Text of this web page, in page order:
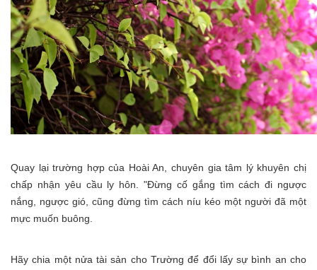
Quay lại trường hợp của Hoài An, chuyên gia tâm lý khuyên chị
chấp nhận yêu cầu ly hôn. "Đừng cố gắng tìm cách đi ngược
nắng, ngược gió, cũng đừng tìm cách níu kéo một người đã một
mực muốn buông.
Hãy chia một nửa tài sản cho Trường để đổi lấy sự bình an cho